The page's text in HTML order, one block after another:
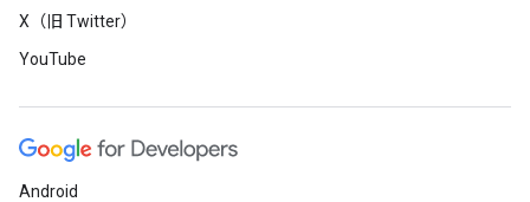
X（旧 Twitter）
YouTube
Android